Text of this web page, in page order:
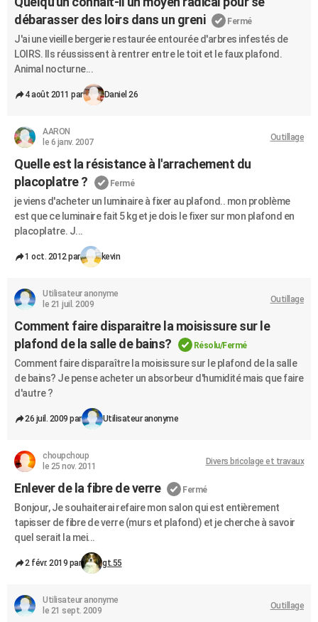
débarasser des loirs dans un greni
Fermé
J'ai une vieille bergerie restaurée entourée d'arbres infestés de
LOIRS. Ils réussissent à rentrer entre le toit et le faux plafond.
Animal nocturne...
4 août 2011 par Daniel 26
AARON
le 6 janv. 2007
Outillage
Quelle est la résistance à l'arrachement du
placoplatre ?
Fermé
je viens d'acheter un luminaire à fixer au plafond.. mon problème
est que ce luminaire fait 5 kg et je dois le fixer sur mon plafond en
placoplatre. J...
1 oct. 2012 par kevin
Utilisateur anonyme
le 21 juil. 2009
Outillage
Comment faire disparaitre la moisissure sur le
plafond de la salle de bains?
Résolu/Fermé
Comment faire disparaître la moisissure sur le plafond de la salle
de bains? Je pense acheter un absorbeur d'humidité mais que faire
d'autre ?
26 juil. 2009 par Utilisateur anonyme
choupchoup
le 25 nov. 2011
Divers bricolage et travaux
Enlever de la fibre de verre Fermé
Bonjour, Je souhaiterai refaire mon salon qui est entièrement
tapisser de fibre de verre (murs et plafond) et je cherche à savoir
quel serait la mei...
2 févr. 2019 par gt.55
Utilisateur anonyme
le 21 sept. 2009
Outillage